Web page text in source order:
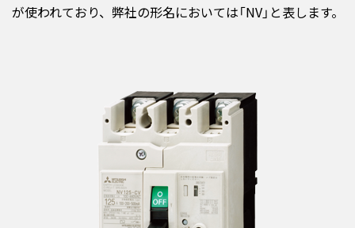
が使われており、弊社の形名においては「NV」と表します。